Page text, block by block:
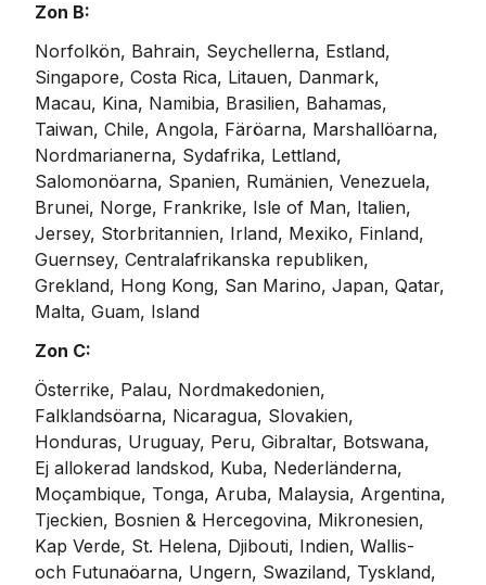
Zon B:
Norfolkön, Bahrain, Seychellerna, Estland,
Singapore, Costa Rica, Litauen, Danmark,
Macau, Kina, Namibia, Brasilien, Bahamas,
Taiwan, Chile, Angola, Färöarna, Marshallöarna,
Nordmarianerna, Sydafrika, Lettland,
Salomonöarna, Spanien, Rumänien, Venezuela,
Brunei, Norge, Frankrike, Isle of Man, Italien,
Jersey, Storbritannien, Irland, Mexiko, Finland,
Guernsey, Centralafrikanska republiken,
Grekland, Hong Kong, San Marino, Japan, Qatar,
Malta, Guam, Island
Zon C:
Österrike, Palau, Nordmakedonien,
Falklandsöarna, Nicaragua, Slovakien,
Honduras, Uruguay, Peru, Gibraltar, Botswana,
Ej allokerad landskod, Kuba, Nederländerna,
Moçambique, Tonga, Aruba, Malaysia, Argentina,
Tjeckien, Bosnien & Hercegovina, Mikronesien,
Kap Verde, St. Helena, Djibouti, Indien, Wallis-
och Futunaöarna, Ungern, Swaziland, Tyskland,